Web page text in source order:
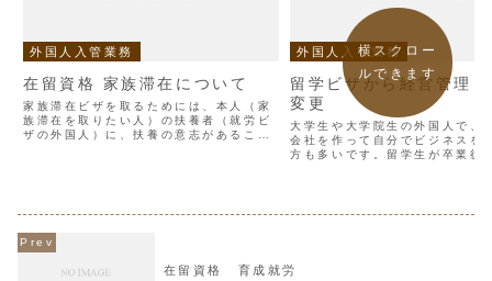
外国人入管業務
在留資格 家族滞在について
家族滞在ビザを取るためには、本人（家
族滞在を取りたい人）の扶養者（就労ビ
ザの外国人）に、扶養の意志があること
外国人入管業務
留学ビザから経営管理
変更
大学生や大学院生の外国人で、
会社を作って自分でビジネスを
方も多いです。留学生が卒業後
横スクロー
ルできます
在留資格 育成就労